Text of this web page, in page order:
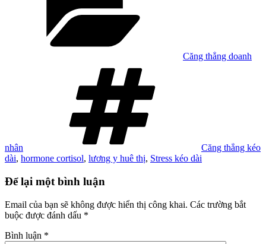
Căng thẳng doanh
nhân
Căng thẳng kéo
dài, hormone cortisol, lương y huê thị, Stress kéo dài
Để lại một bình luận
Email của bạn sẽ không được hiển thị công khai. Các trường bắt
buộc được đánh dấu *
Bình luận *